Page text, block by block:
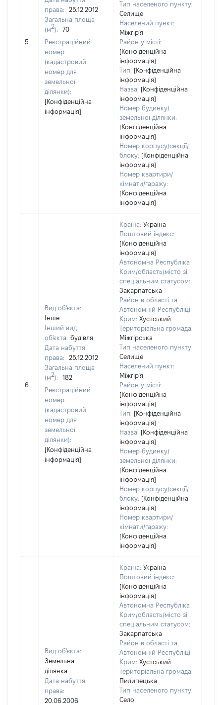
5
права:
25.12.2012
Загальна площа
(м2):
70
Реєстраційний
номер
(кадастровий
номер для
земельної
ділянки):
[Конфіденційна
інформація]
Тип населеного пункту:
Селище
Населений пункт:
Міжгір’я
Район у місті:
[Конфіденційна
інформація]
Тип: [Конфіденційна
інформація]
Назва: [Конфіденційна
інформація]
Номер будинку/
земельної ділянки:
[Конфіденційна
інформація]
Номер корпусу/секції/
блоку: [Конфіденційна
інформація]
Номер квартири/
кімнати/гаражу:
[Конфіденційна
інформація]
6
Вид об'єкта:
Інше
Інший вид
об'єкта: будівля
Дата набуття
права:
25.12.2012
Загальна площа
(м2):
182
Реєстраційний
номер
(кадастровий
номер для
земельної
ділянки):
[Конфіденційна
інформація]
Країна: Україна
Поштовий індекс:
[Конфіденційна
інформація]
Автономна Республіка
Крим/область/місто зі
спеціальним статусом:
Закарпатська
Район в області та
Автономній Республіці
Крим: Хустський
Територіальна громада:
Міжгірська
Тип населеного пункту:
Селище
Населений пункт:
Міжгір’я
Район у місті:
[Конфіденційна
інформація]
Тип: [Конфіденційна
інформація]
Назва: [Конфіденційна
інформація]
Номер будинку/
земельної ділянки:
[Конфіденційна
інформація]
Номер корпусу/секції/
блоку: [Конфіденційна
інформація]
Номер квартири/
кімнати/гаражу:
[Конфіденційна
інформація]
Вид об'єкта:
Земельна
ділянка
Дата набуття
права:
20.06.2006
Країна: Україна
Поштовий індекс:
[Конфіденційна
інформація]
Автономна Республіка
Крим/область/місто зі
спеціальним статусом:
Закарпатська
Район в області та
Автономній Республіці
Крим: Хустський
Територіальна громада:
Пилипецька
Тип населеного пункту:
Село